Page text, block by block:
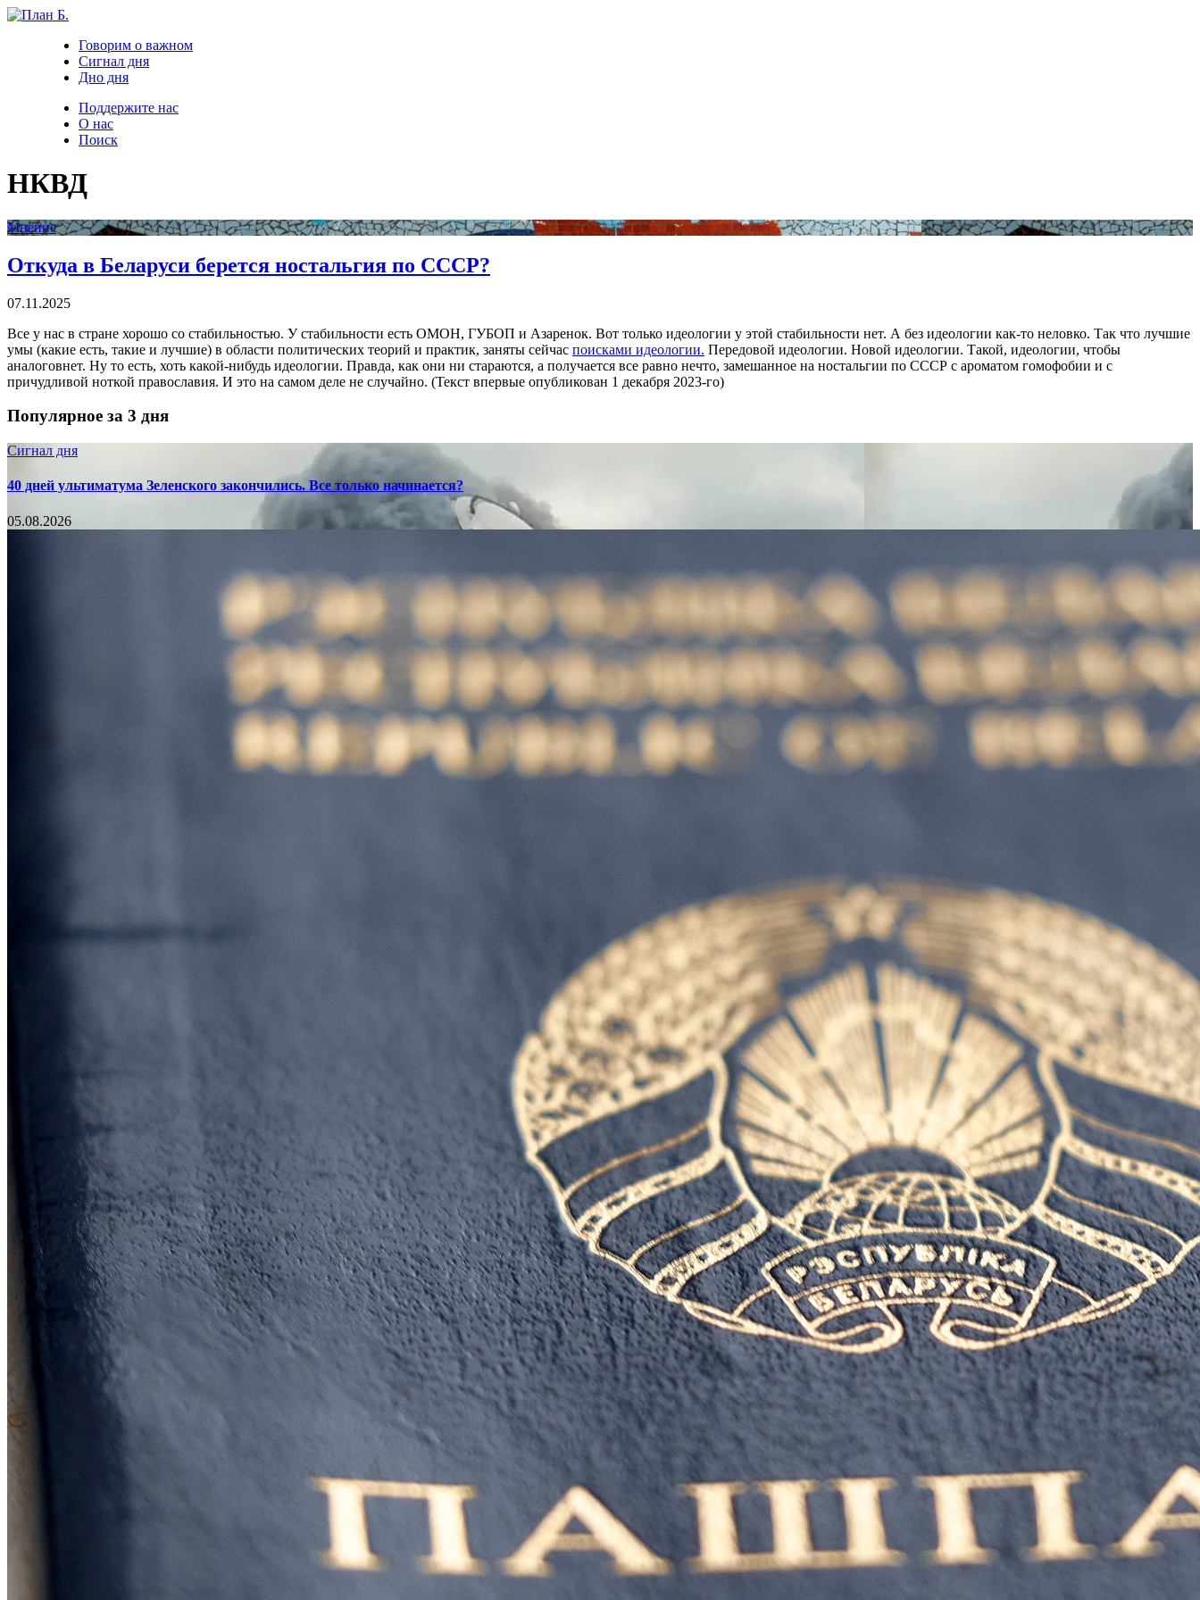
Говорим о важном
Сигнал дня
Дно дня
Поддержите нас
О нас
Поиск
НКВД
Мнение
Откуда в Беларуси берется ностальгия по СССР?
07.11.2025
Все у нас в стране хорошо со стабильностью. У стабильности есть ОМОН, ГУБОП и Азаренок. Вот только идеологии у этой стабильности нет. А без идеологии как-то неловко. Так что лучшие
умы (какие есть, такие и лучшие) в области политических теорий и практик, заняты сейчас поисками идеологии. Передовой идеологии. Новой идеологии. Такой, идеологии, чтобы
аналоговнет. Ну то есть, хоть какой-нибудь идеологии. Правда, как они ни стараются, а получается все равно нечто, замешанное на ностальгии по СССР с ароматом гомофобии и с
причудливой ноткой православия. И это на самом деле не случайно. (Текст впервые опубликован 1 декабря 2023-го)
Популярное за 3 дня
Сигнал дня
40 дней ультиматума Зеленского закончились. Все только начинается?
05.08.2026